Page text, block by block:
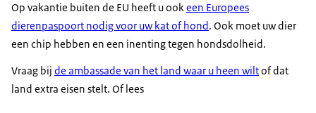
Op vakantie buiten de EU heeft u ookeen Europees
dierenpaspoort nodig voor uw kat of hond. Ook moet uw dier
een chip hebben en een inenting tegen hondsdolheid.
Vraag bij de ambassade van het land waar u heen wiltof dat
land extra eisen stelt. Of lees